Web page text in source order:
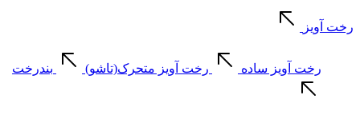
رخت آویز
رخت آویز ساده رخت آویز متحرک(تاشو) بندرخت